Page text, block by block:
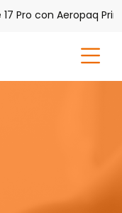
con Aeropaq Prime